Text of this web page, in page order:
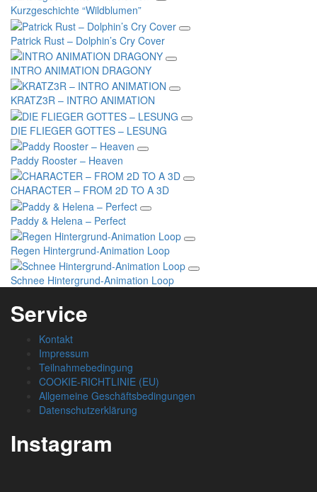
Kurzgeschichte “Wildblumen”
Patrick Rust – Dolphin’s Cry Cover
INTRO ANIMATION DRAGONY
KRATZ3R – INTRO ANIMATION
DIE FLIEGER GOTTES – LESUNG
Paddy Rooster – Heaven
CHARACTER – FROM 2D TO A 3D
Paddy & Helena – Perfect
Regen Hintergrund-Animation Loop
Schnee Hintergrund-Animation Loop
Service
Kontakt
Impressum
Teilnahmebedingung
COOKIE-RICHTLINIE (EU)
Allgemeine Geschäftsbedingungen
Datenschutzerklärung
Instagram